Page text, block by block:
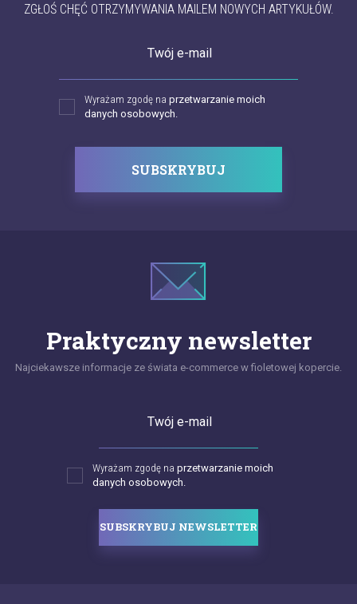
ZGŁOŚ CHĘĆ OTRZYMYWANIA MAILEM NOWYCH ARTYKUŁÓW.
Twój e-mail
Wyrażam zgodę na przetwarzanie moich
danych osobowych.
SUBSKRYBUJ
Praktyczny newsletter
Najciekawsze informacje ze świata e-commerce w fioletowej kopercie.
Twój e-mail
Wyrażam zgodę na przetwarzanie moich
danych osobowych.
SUBSKRYBUJ NEWSLETTER